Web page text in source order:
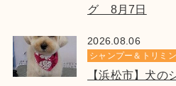
グ 8月7日
2026.08.06
シャンプー＆トリミ
【浜松市】犬の